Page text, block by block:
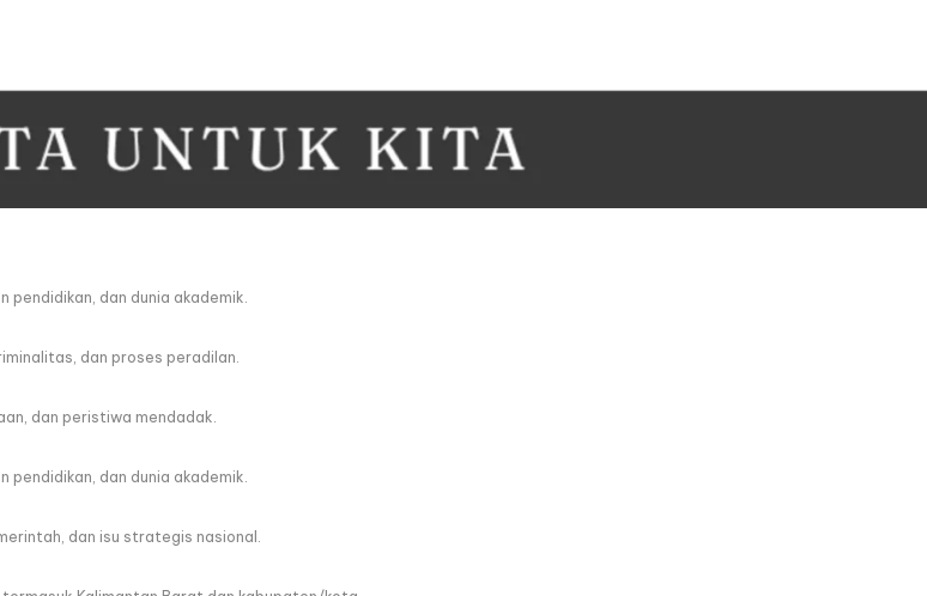
pendidikan, dan dunia akademik.
dan proses peradilan.
dan peristiwa mendadak.
pendidikan, dan dunia akademik.
dan isu strategis nasional.